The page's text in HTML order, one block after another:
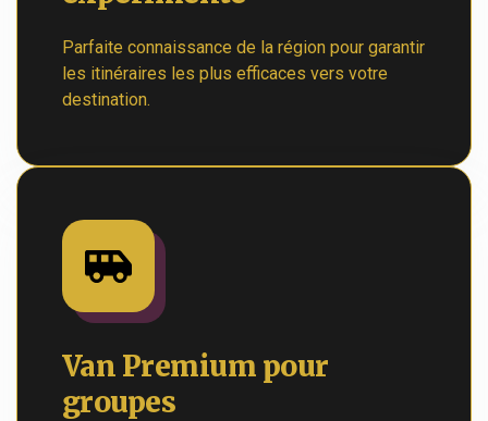
Parfaite connaissance de la région pour garantir
les itinéraires les plus efficaces vers votre
destination.
Van Premium pour
groupes